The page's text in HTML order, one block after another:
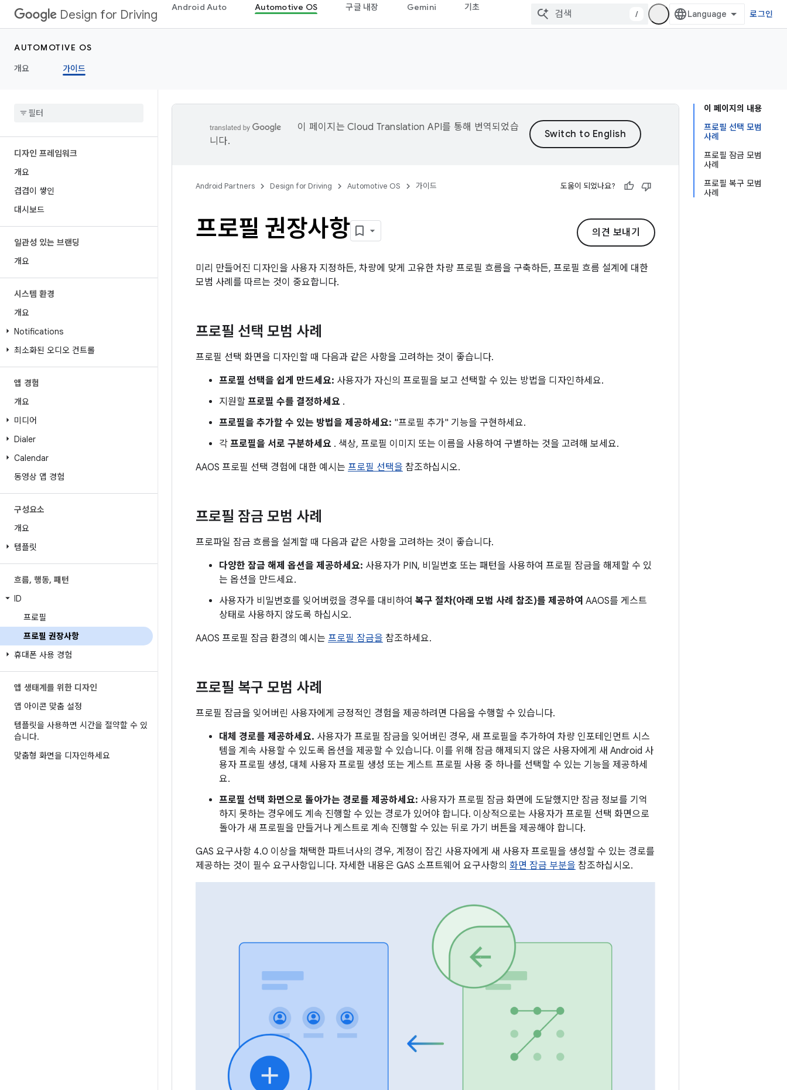
Design for Driving
Android Auto Automotive OS 구글 내장 Gemini 기초
/ 로그인
AUTOMOTIVE OS
개요
가이드
디자인 프레임워크
개요
겹겹이 쌓인
대시보드
일관성 있는 브랜딩
개요
시스템 환경
개요
Notifications
최소화된 오디오 컨트롤
앱 경험
개요
미디어
Dialer
Calendar
동영상 앱 경험
구성요소
개요
템플릿
흐름, 행동, 패턴
ID
프로필
프로필 권장사항
휴대폰 사용 경험
앱 생태계를 위한 디자인
앱 아이콘 맞춤 설정
템플릿을 사용하면 시간을 절약할 수 있
습니다.
맞춤형 화면을 디자인하세요
이 페이지의 내용
프로필 선택 모범
사례
프로필 잠금 모범
사례
프로필 복구 모범
사례
이 페이지는 Cloud Translation API를 통해 번역되었습
니다.
Android Partners Design for Driving Automotive OS 가이드 도움이 되었나요?
의견 보내기
프로필 권장사항
미리 만들어진 디자인을 사용자 지정하든, 차량에 맞게 고유한 차량 프로필 흐름을 구축하든, 프로필 흐름 설계에 대한
모범 사례를 따르는 것이 중요합니다.
프로필 선택 모범 사례
프로필 선택 화면을 디자인할 때 다음과 같은 사항을 고려하는 것이 좋습니다.
프로필 선택을 쉽게 만드세요: 사용자가 자신의 프로필을 보고 선택할 수 있는 방법을 디자인하세요.
지원할 프로필 수를 결정하세요 .
프로필을 추가할 수 있는 방법을 제공하세요: "프로필 추가" 기능을 구현하세요.
각 프로필을 서로 구분하세요 . 색상, 프로필 이미지 또는 이름을 사용하여 구별하는 것을 고려해 보세요.
AAOS 프로필 선택 경험에 대한 예시는 프로필 선택을 참조하십시오.
프로필 잠금 모범 사례
프로파일 잠금 흐름을 설계할 때 다음과 같은 사항을 고려하는 것이 좋습니다.
다양한 잠금 해제 옵션을 제공하세요: 사용자가 PIN, 비밀번호 또는 패턴을 사용하여 프로필 잠금을 해제할 수 있
는 옵션을 만드세요.
사용자가 비밀번호를 잊어버렸을 경우를 대비하여 복구 절차(아래 모범 사례 참조)를 제공하여 AAOS를 게스트
상태로 사용하지 않도록 하십시오.
AAOS 프로필 잠금 환경의 예시는 프로필 잠금을 참조하세요.
프로필 복구 모범 사례
프로필 잠금을 잊어버린 사용자에게 긍정적인 경험을 제공하려면 다음을 수행할 수 있습니다.
대체 경로를 제공하세요. 사용자가 프로필 잠금을 잊어버린 경우, 새 프로필을 추가하여 차량 인포테인먼트 시스
템을 계속 사용할 수 있도록 옵션을 제공할 수 있습니다. 이를 위해 잠금 해제되지 않은 사용자에게 새 Android 사
용자 프로필 생성, 대체 사용자 프로필 생성 또는 게스트 프로필 사용 중 하나를 선택할 수 있는 기능을 제공하세
요.
프로필 선택 화면으로 돌아가는 경로를 제공하세요: 사용자가 프로필 잠금 화면에 도달했지만 잠금 정보를 기억
하지 못하는 경우에도 계속 진행할 수 있는 경로가 있어야 합니다. 이상적으로는 사용자가 프로필 선택 화면으로
돌아가 새 프로필을 만들거나 게스트로 계속 진행할 수 있는 뒤로 가기 버튼을 제공해야 합니다.
GAS 요구사항 4.0 이상을 채택한 파트너사의 경우, 계정이 잠긴 사용자에게 새 사용자 프로필을 생성할 수 있는 경로를
제공하는 것이 필수 요구사항입니다. 자세한 내용은 GAS 소프트웨어 요구사항의 화면 잠금 부분을 참조하십시오.